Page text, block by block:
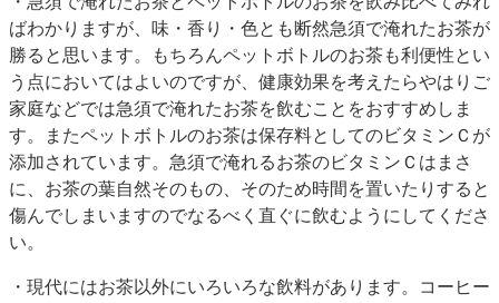
ばわかりますが、味・香り・色とも断然急須で淹れたお茶が
勝ると思います。もちろんペットボトルのお茶も利便性とい
う点においてはよいのですが、健康効果を考えたらやはりご
家庭などでは急須で淹れたお茶を飲むことをおすすめしま
す。またペットボトルのお茶は保存料としてのビタミンＣが
添加されています。急須で淹れるお茶のビタミンＣはまさ
に、お茶の葉自然そのもの、そのため時間を置いたりすると
傷んでしまいますのでなるべく直ぐに飲むようにしてくださ
い。
・現代にはお茶以外にいろいろな飲料があります。コーヒー